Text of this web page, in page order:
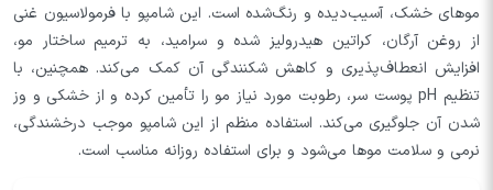
موهای خشک، آسیب‌دیده و رنگ‌شده است. این شامپو با فرمولاسیون غنی
از روغن آرگان، کراتین هیدرولیز شده و سرامید، به ترمیم ساختار مو،
افزایش انعطاف‌پذیری و کاهش شکنندگی آن کمک می‌کند. همچنین، با
تنظیم pH پوست سر، رطوبت مورد نیاز مو را تأمین کرده و از خشکی و وز
شدن آن جلوگیری می‌کند. استفاده منظم از این شامپو موجب درخشندگی،
نرمی و سلامت موها می‌شود و برای استفاده روزانه مناسب است.